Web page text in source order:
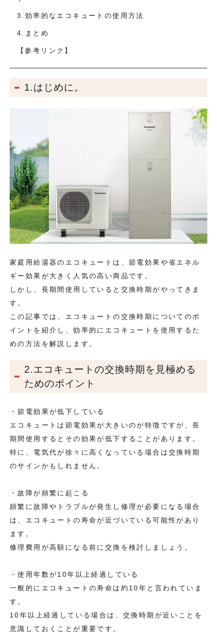
3.効率的なエコキュートの使用方法
4.まとめ
【参考リンク】
1.はじめに。
家庭用給湯器のエコキュートは、節電効果や省エネル
ギー効果が大きく人気の高い商品です。
しかし、長期間使用していると交換時期がやってきま
す。
この記事では、エコキュートの交換時期についてのポ
イントを紹介し、効率的にエコキュートを使用するた
めの方法を解説します。
2.エコキュートの交換時期を見極める
ためのポイント
・節電効果が低下している
エコキュートは節電効果が大きいのが特徴ですが、長
期間使用するとその効果が低下することがあります。
特に、電気代が徐々に高くなっている場合は交換時期
のサインかもしれません。
・故障が頻繁に起こる
頻繁に故障やトラブルが発生し修理が必要になる場合
は、エコキュートの寿命が近づいている可能性があり
ます。
修理費用が高額になる前に交換を検討しましょう。
・使用年数が10年以上経過している
一般的にエコキュートの寿命は約10年と言われていま
す。
10年以上経過している場合は、交換時期が近いことを
意識しておくことが重要です。